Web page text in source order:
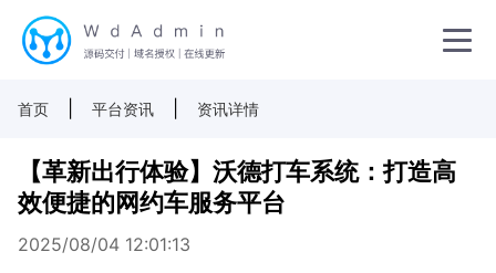
首页 平台资讯 资讯详情
【革新出行体验】沃德打车系统：打造高
效便捷的网约车服务平台
2025/08/04 12:01:13